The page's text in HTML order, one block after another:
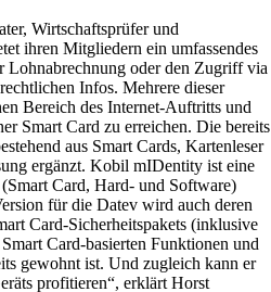
Wirtschaftsprüfer und
ihren Mitgliedern ein umfassendes
Lohnabrechnung oder den Zugriff via
Infos. Mehrere dieser
Bereich des Internet-Auftritts und
Smart Card zu erreichen. Die bereits
aus Smart Cards, Kartenleser
ergänzt. Kobil mIDentity ist eine
Card, Hard- und Software)
für die Datev wird auch deren
Card-Sicherheitspakets (inklusive
Card-basierten Funktionen und
gewohnt ist. Und zugleich kann er
profitieren“, erklärt Horst